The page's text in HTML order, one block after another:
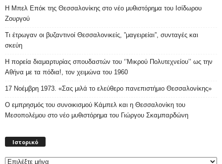
Η Μπελ Επόκ της Θεσσαλονίκης στο νέο μυθιστόρημα του Ισίδωρου
Ζουργού
Τι έτρωγαν οι βυζαντινοί Θεσσαλονικείς, ”μαγειρείαι”, συνταγές και
σκεύη
Η πορεία διαμαρτυρίας σπουδαστών του ‘’Μικρού Πολυτεχνείου’’ ως την
Αθήνα με τα πόδια!, τον χειμώνα του 1960
17 Νοέμβρη 1973. «Σας μιλά το ελεύθερο πανεπιστήμιο Θεσσαλονίκης»
Ο εμπρησμός του συνοικισμού Κάμπελ και η Θεσσαλονίκη του
Μεσοπολέμου στο νέο μυθιστόρημα του Γιώργου Σκαμπαρδώνη
Ιστορικό